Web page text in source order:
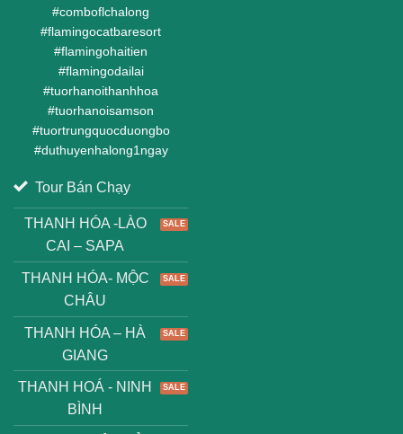
#comboflchalong
#flamingocatbaresort
#flamingohaitien
#flamingodailai
#tuorhanoithanhhoa
#tuorhanoisamson
#tuortrungquocduongbo
#duthuyenhalong1ngay
Tour Bán Chạy
THANH HÓA -LÀO
CAI – SAPA
THANH HÓA- MỘC
CHÂU
THANH HÓA – HÀ
GIANG
THANH HOÁ - NINH
BÌNH